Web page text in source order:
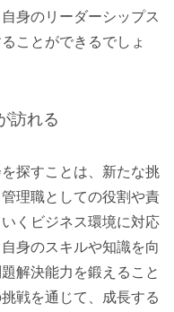
身のリーダーシップス
ことができるでしょ
訪れる
探すことは、新たな挑
理職としての役割や責
くビジネス環境に対応
身のスキルや知識を向
解決能力を鍛えること
戦を通じて、成長する